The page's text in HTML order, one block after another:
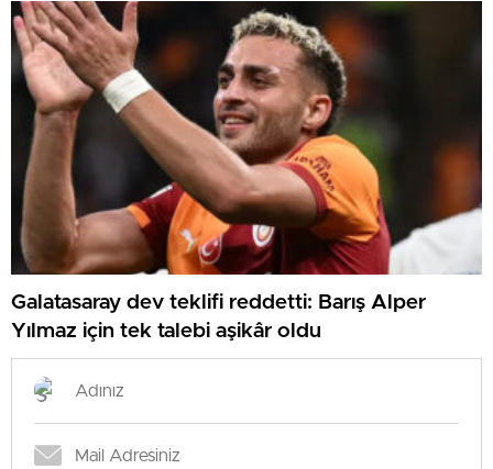
Galatasaray dev teklifi reddetti: Barış Alper
Yılmaz için tek talebi aşikâr oldu